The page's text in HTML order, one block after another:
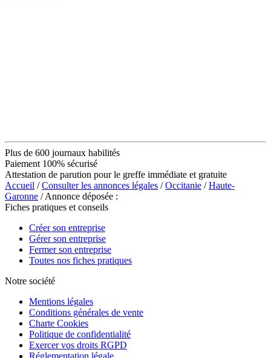
Plus de 600 journaux habilités
Paiement 100% sécurisé
Attestation de parution pour le greffe immédiate et gratuite
Accueil /Consulter les annonces légales /Occitanie /Haute-
Garonne / Annonce déposée :
Fiches pratiques et conseils
Créer son entreprise
Gérer son entreprise
Fermer son entreprise
Toutes nos fiches pratiques
Notre société
Mentions légales
Conditions générales de vente
Charte Cookies
Politique de confidentialité
Exercer vos droits RGPD
Réglementation légale